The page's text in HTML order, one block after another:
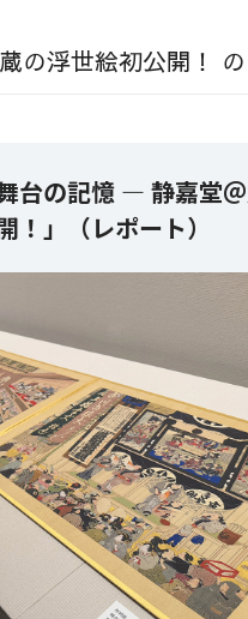
の浮世絵初公開！
台の記憶 ― 静嘉堂
！」（レポート）